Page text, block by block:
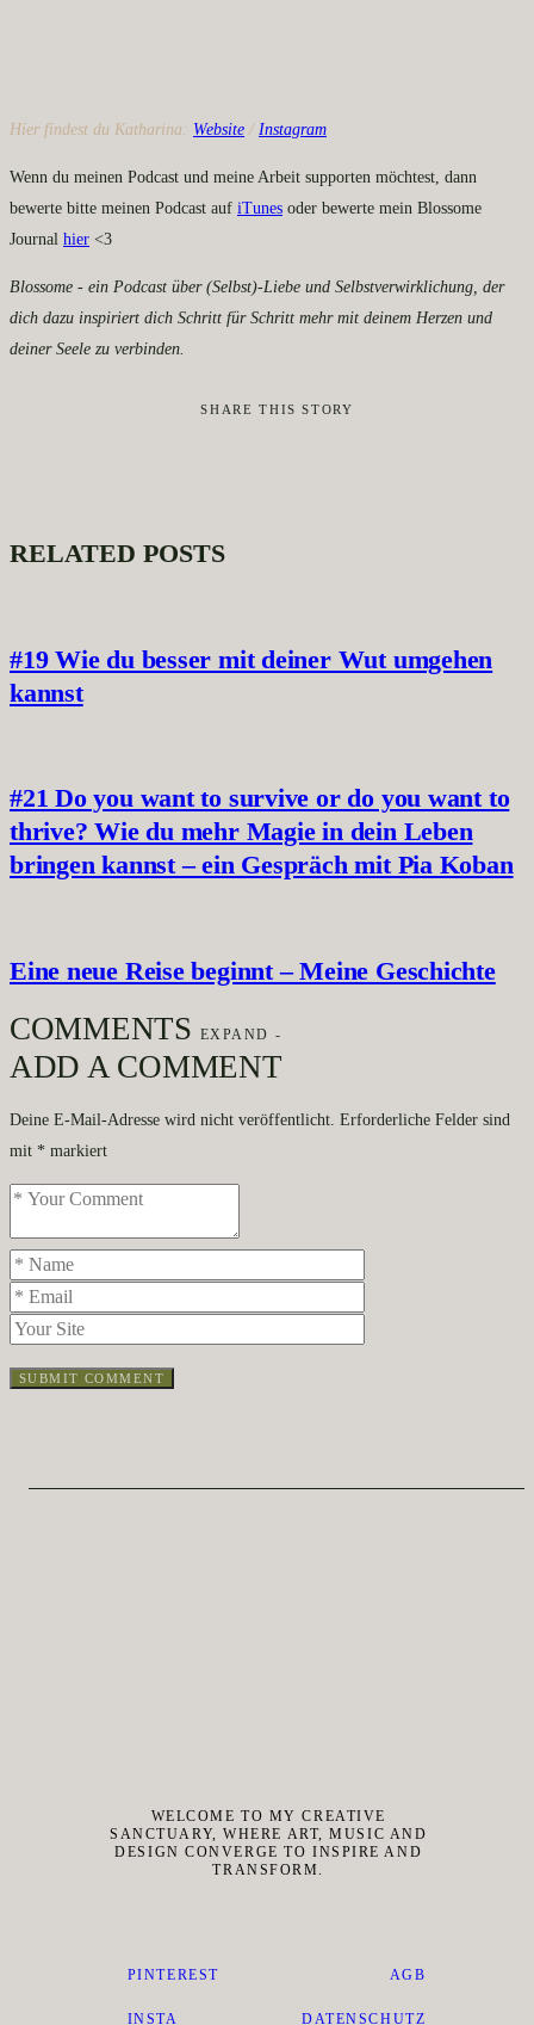
Hier findest du Katharina: Website / Instagram
Wenn du meinen Podcast und meine Arbeit supporten möchtest, dann
bewerte bitte meinen Podcast auf iTunes oder bewerte mein Blossome
Journal hier <3
Blossome - ein Podcast über (Selbst)-Liebe und Selbstverwirklichung, der
dich dazu inspiriert dich Schritt für Schritt mehr mit deinem Herzen und
deiner Seele zu verbinden.
SHARE THIS STORY
RELATED POSTS
#19 Wie du besser mit deiner Wut umgehen
kannst
#21 Do you want to survive or do you want to
thrive? Wie du mehr Magie in dein Leben
bringen kannst – ein Gespräch mit Pia Koban
Eine neue Reise beginnt – Meine Geschichte
COMMENTS EXPAND -
ADD A COMMENT
Deine E-Mail-Adresse wird nicht veröffentlicht. Erforderliche Felder sind
mit * markiert
WELCOME TO MY CREATIVE
SANCTUARY, WHERE ART, MUSIC AND
DESIGN CONVERGE TO INSPIRE AND
TRANSFORM.
AGB
PINTEREST
DATENSCHUTZ
INSTA